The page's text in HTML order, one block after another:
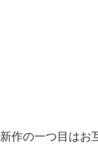
新作の一つ目はお